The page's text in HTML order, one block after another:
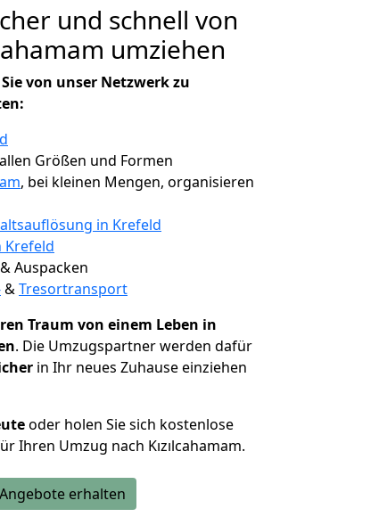
und schnell von
umziehen
von unser Netzwerk zu
Größen und Formen
, bei kleinen Mengen, organisieren
in Krefeld
Auspacken
&Tresortransport
Traum von einem Leben in
. Die Umzugspartner werden dafür
in Ihr neues Zuhause einziehen
oder holen Sie sich kostenlose
Ihren Umzug nach Kızılcahamam.
erhalten